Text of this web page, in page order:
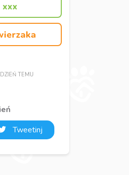
xxx
TEMU
Tweetinj